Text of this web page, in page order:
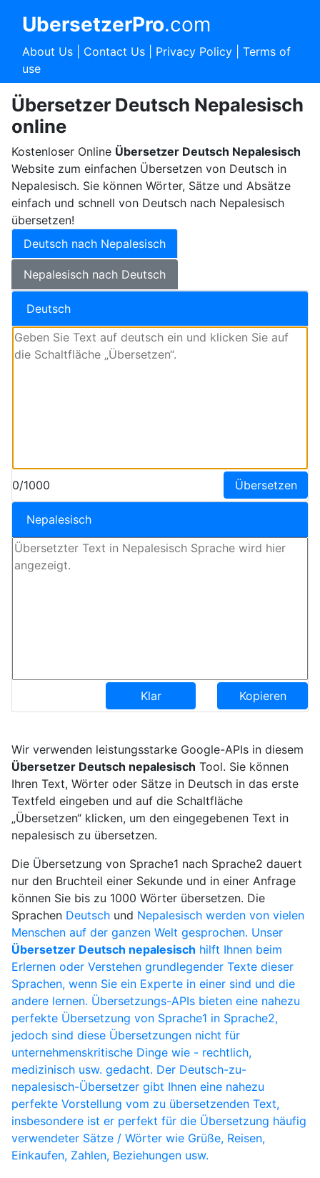
UbersetzerPro.com
About Us| Contact Us| Privacy Policy| Terms of
use
Übersetzer Deutsch Nepalesisch
online
Kostenloser Online Übersetzer Deutsch Nepalesisch
Website zum einfachen Übersetzen von Deutsch in
Nepalesisch. Sie können Wörter, Sätze und Absätze
einfach und schnell von Deutsch nach Nepalesisch
übersetzen!
Deutsch nach Nepalesisch
Nepalesisch nach Deutsch
Deutsch
0/1000 Übersetzen
Nepalesisch
Klar Kopieren
Wir verwenden leistungsstarke Google-APIs in diesem
Übersetzer Deutsch nepalesisch Tool. Sie können
Ihren Text, Wörter oder Sätze in Deutsch in das erste
Textfeld eingeben und auf die Schaltfläche
„Übersetzen“ klicken, um den eingegebenen Text in
nepalesisch zu übersetzen.
Die Übersetzung von Sprache1 nach Sprache2 dauert
nur den Bruchteil einer Sekunde und in einer Anfrage
können Sie bis zu 1000 Wörter übersetzen. Die
Sprachen Deutschund Nepalesisch werden von vielen
Menschen auf der ganzen Welt gesprochen. Unser
Übersetzer Deutsch nepalesisch hilft Ihnen beim
Erlernen oder Verstehen grundlegender Texte dieser
Sprachen, wenn Sie ein Experte in einer sind und die
andere lernen. Übersetzungs-APIs bieten eine nahezu
perfekte Übersetzung von Sprache1 in Sprache2,
jedoch sind diese Übersetzungen nicht für
unternehmenskritische Dinge wie - rechtlich,
medizinisch usw. gedacht. Der Deutsch-zu-
nepalesisch-Übersetzer gibt Ihnen eine nahezu
perfekte Vorstellung vom zu übersetzenden Text,
insbesondere ist er perfekt für die Übersetzung häufig
verwendeter Sätze / Wörter wie Grüße, Reisen,
Einkaufen, Zahlen, Beziehungen usw.